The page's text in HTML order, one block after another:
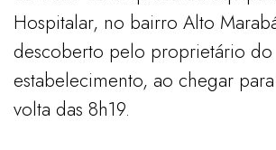
Hospitalar, no bairro Alto
descoberto pelo proprietário do
estabelecimento, ao chegar
volta das 8h19.